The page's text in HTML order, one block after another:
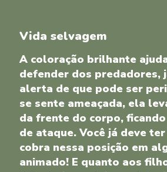
Vida selvagem
A coloração brilhante
defender dos predadores,
alerta de que pode ser
se sente ameaçada, ela
da frente do corpo,
de ataque. Você já deve
cobra nessa posição em
animado! E quanto aos